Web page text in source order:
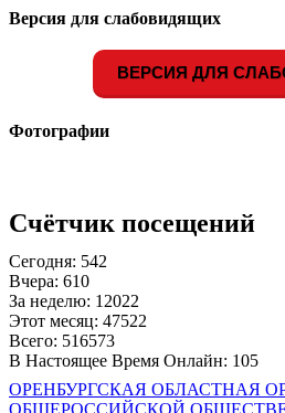
Версия для слабовидящих
ВЕРСИЯ ДЛЯ
Фотографии
Счётчик посещений
Сегодня: 542
Вчера: 610
За неделю: 12022
Этот месяц: 47522
Всего: 516573
В Настоящее Время Онлайн: 105
ОРЕНБУРГСКАЯ ОБЛАСТНАЯ
ОБЩЕРОССИЙСКОЙ